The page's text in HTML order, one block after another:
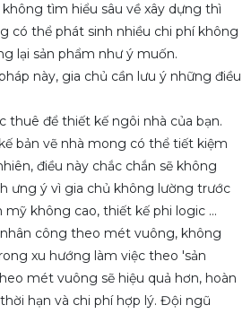
tìm hiểu sâu về xây dựng thì
có thể phát sinh nhiều chi phí không
lại sản phẩm như ý muốn.
này, gia chủ cần lưu ý những điều
thuê để thiết kế ngôi nhà của bạn.
bản vẽ nhà mong có thể tiết kiệm
điều này chắc chắn sẽ không
ưng ý vì gia chủ không lường trước
không cao, thiết kế phi logic ...
công theo mét vuông, không
xu hướng làm việc theo 'sản
mét vuông sẽ hiệu quả hơn, hoàn
hạn và chi phí hợp lý. Đội ngũ